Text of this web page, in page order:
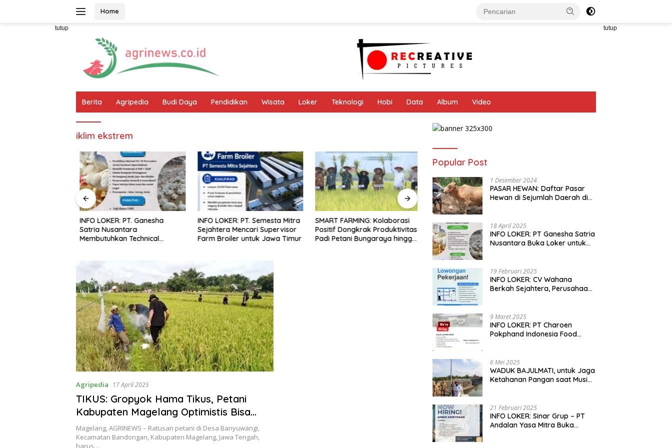
Home
tutup tutup
Berita Agripedia Budi Daya Pendidikan Wisata Loker Teknologi Hobi Data Album Video
iklim ekstrem
INFO LOKER: PT. Ganesha
Satria Nusantara
Membutuhkan Technical
INFO LOKER: PT. Semesta Mitra
Sejahtera Mencari Supervisor
Farm Broiler untuk Jawa Timur
SMART FARMING: Kolaborasi
Positif Dongkrak Produktivitas
Padi Petani Bungaraya hingga
Ekonomi Warga dengan Usaha
Peternakan, Hasilkan 100 Kg
Telur Setiap Hari
Perdana Melon Premium
Sumberharjo, Sleman
Agripedia 17 April 2025
TIKUS: Gropyok Hama Tikus, Petani
Kabupaten Magelang Optimistis Bisa
Panen Padi dengan Maksimal
Magelang, AGRINEWS – Ratusan petani di Desa Banyuwangi,
Kecamatan Bandongan, Kabupaten Magelang, Jawa Tengah,
harus…
Popular Post
1 Desember 2024
PASAR HEWAN: Daftar Pasar
Hewan di Sejumlah Daerah di
18 April 2025
INFO LOKER: PT Ganesha Satria
Nusantara Buka Loker untuk
19 Februari 2025
INFO LOKER: CV Wahana
Berkah Sejahtera, Perusahaan
9 Maret 2025
INFO LOKER: PT Charoen
Pokphand Indonesia Food
6 Mei 2025
WADUK BAJULMATI, untuk Jaga
Ketahanan Pangan saat Musim
21 Februari 2025
INFO LOKER: Sinar Grup – PT
Andalan Yasa Mitra Buka